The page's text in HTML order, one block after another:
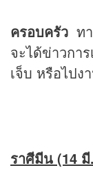
ครอบครัว ท
จะได้ข่าวกา
เจ็บ หรือไปง
ราศีมีน (14